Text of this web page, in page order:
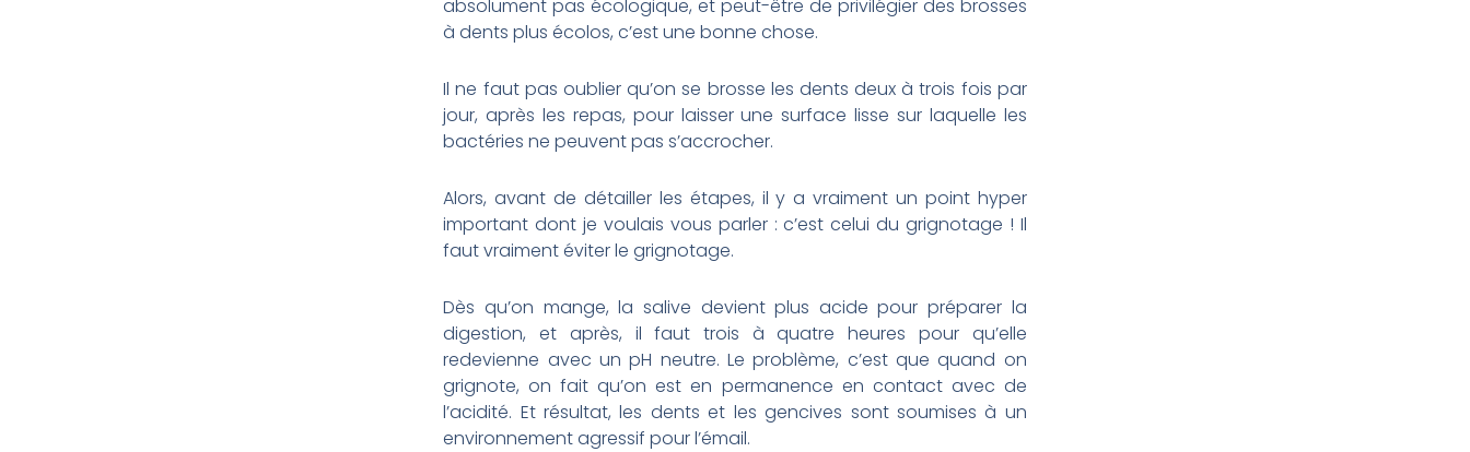
absolument pas écologique, et peut-être de privilégier des brosses
à dents plus écolos, c’est une bonne chose.
Il ne faut pas oublier qu’on se brosse les dents deux à trois fois par
jour, après les repas, pour laisser une surface lisse sur laquelle les
bactéries ne peuvent pas s’accrocher.
Alors, avant de détailler les étapes, il y a vraiment un point hyper
important dont je voulais vous parler : c’est celui du grignotage ! Il
faut vraiment éviter le grignotage.
Dès qu’on mange, la salive devient plus acide pour préparer la
digestion, et après, il faut trois à quatre heures pour qu’elle
redevienne avec un pH neutre. Le problème, c’est que quand on
grignote, on fait qu’on est en permanence en contact avec de
l’acidité. Et résultat, les dents et les gencives sont soumises à un
environnement agressif pour l’émail.